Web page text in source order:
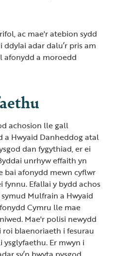
ac mae'r atebion sydd
adar dalu’r pris am
afonydd a moroedd
achosion lle gall
a Hwyaid Danheddog atal
dan fygythiad, er ei
unrhyw effaith yn
bai afonydd mewn cyflwr
fynnu. Efallai y bydd achos
Mulfrain a Hwyaid
Cymru lle mae
Mae'r polisi newydd
blaenoriaeth i fesurau
Er mwyn i